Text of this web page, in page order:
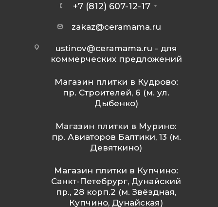
+7 (812) 607-12-17
zakaz@ceramama.ru
ustinov@ceramama.ru - для
коммерческих предложений
Магазин плитки в Кудрово:
пр. Строителей, 6 (м. ул.
Дыбенко)
Магазин плитки в Мурино:
пр. Авиаторов Балтики, 13 (м.
Девяткино)
Магазин плитки в Купчино:
Санкт-Петебрург, Дунайский
пр., 28 корп.2 (м. Звёздная,
Купчино, Дунайская)